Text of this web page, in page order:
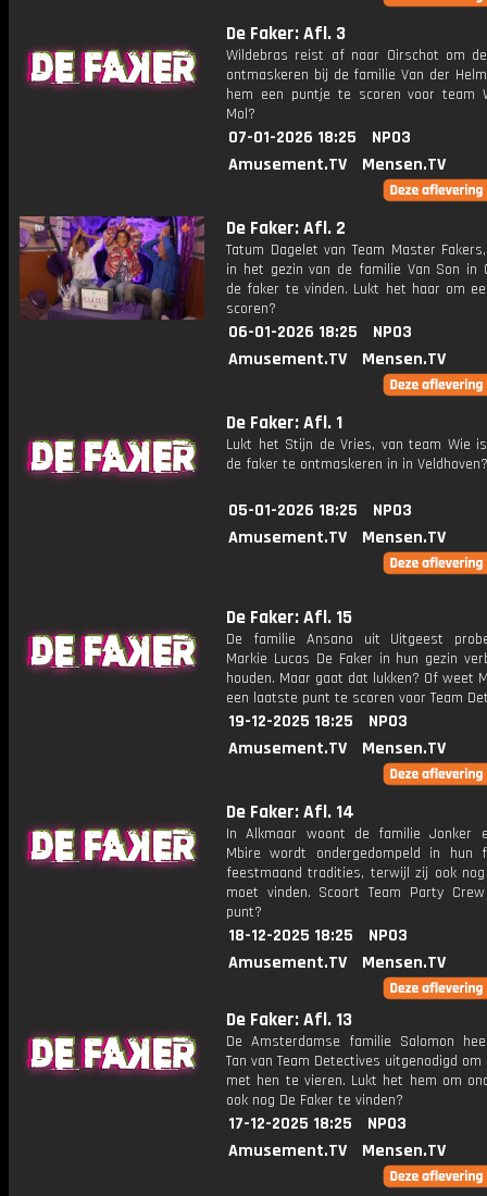
De Faker: Afl. 3
Wildebras reist af naar Oirschot om
ontmaskeren bij de familie Van der
hem een puntje te scoren voor team
Mol?
07-01-2026 18:25
NPO3
Amusement.TV
Mensen.TV
De Faker: Afl. 2
Tatum Dagelet van Team Master
in het gezin van de familie Van Son in
de faker te vinden. Lukt het haar om
scoren?
06-01-2026 18:25
NPO3
Amusement.TV
Mensen.TV
De Faker: Afl. 1
Lukt het Stijn de Vries, van team Wie
de faker te ontmaskeren in in Veldhoven?
05-01-2026 18:25
NPO3
Amusement.TV
Mensen.TV
De Faker: Afl. 15
De familie Ansano uit Uitgeest
Markie Lucas De Faker in hun gezin
houden. Maar gaat dat lukken? Of weet
een laatste punt te scoren voor Team
19-12-2025 18:25
NPO3
Amusement.TV
Mensen.TV
De Faker: Afl. 14
In Alkmaar woont de familie Jonker
Mbire wordt ondergedompeld in hun
feestmaand tradities, terwijl zij ook nog
moet vinden. Scoort Team Party
punt?
18-12-2025 18:25
NPO3
Amusement.TV
Mensen.TV
De Faker: Afl. 13
De Amsterdamse familie Salomon
Tan van Team Detectives uitgenodigd om
met hen te vieren. Lukt het hem om
ook nog De Faker te vinden?
17-12-2025 18:25
NPO3
Amusement.TV
Mensen.TV